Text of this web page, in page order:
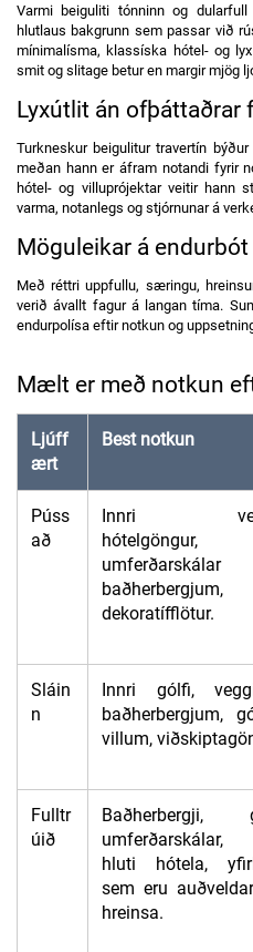
Varmi beiguliti tónninn og
hlutlaus bakgrunn sem passar við
mínimalísma, klassíska hótel- og
smit og slitage betur en margir mjög
Lyxútlit án ofþáttaðrar
Turkneskur beigulitur travertín
meðan hann er áfram notandi fyrir
hótel- og villuprójektar veitir hann
varma, notanlegs og stjórnunar á
Möguleikar á endurbót
Með réttri uppfullu, særingu,
verið ávallt fagur á langan tíma.
endurpolísa eftir notkun og
Mælt er með notkun
Ljúff
ært
Best notkun
Púss
að
Innri
hótelgöngur,
baðherbergjum,
dekoratífflötur.
Sláin
n
Innri gólfi,
baðherbergjum,
villum,
Fulltr
úið
Baðherbergji,
umferðarskálar,
hluti hótela,
sem eru
hreinsa.